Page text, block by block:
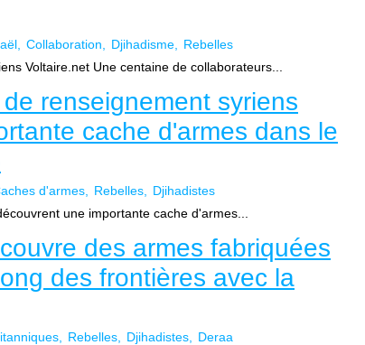
Collaboration Djihadisme
Rebelles
Voltaire.net Une centaine de collaborateurs...
renseignement syriens
cache d'armes dans le
d'armes Rebelles
Djihadistes
une importante cache d'armes...
des armes fabriquées
des frontières avec la
Rebelles Djihadistes
Deraa